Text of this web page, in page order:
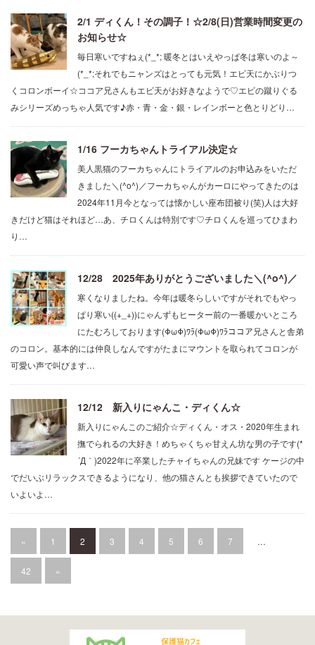
2/1 ディくん！その調子！☆2/8(日)営業時間変更の
お知らせ☆
毎日寒いですねぇ(*_*; 暖冬とはいえやっぱ冬は寒いのよ～
(*_*;それでもニャンズはとっても元気！エビ天にかぶりつ
くコロンボーイ☆ココア兄さんもエビ天がお好きなようで♡エビの蹴りぐる
みシリーズめっちゃ人気です♪赤・青・金・銀・レインボーと色とりどり…
1/16 フーカちゃんトライアル決定☆
美人黒猫のフーカちゃんにトライアルのお申込みをいただ
きました＼(^o^)／フーカちゃんがカーロにやってきたのは
2024年11月今となっては懐かしい座布団被り(笑)人は大好
きだけど猫はそれほど…あ、チロくんは特別です♡チロくんを巡ってひまわ
り…
12/28 2025年ありがとうございました＼(^o^)／
寒くなりましたね。今年は暖冬らしいですがそれでもやっ
ぱり寒い((+_+))にゃんずもヒーター前の一番暖かいところ
にたむろしております(ΦωΦ)ﾜﾗ(ΦωΦ)ﾜﾗココア兄さんと舎弟
のコロン。基本的には仲良しなんですがたまにマウントを取られてコロンが
可愛い声で叫びます…
12/12 新入りにゃんこ・ディくん☆
新入りにゃんこのご紹介☆ディくん・オス・2020年生まれ
撫でられるの大好き！めちゃくちゃ甘えん坊な男の子です(*
´Д｀)2022年に卒業したチャイちゃんの兄妹です ケージの中
でだいぶリラックスできるようになり、他の猫さんとも挨拶できていたので
いよいよ…
« 1 2 3 4 5 6 7 …
42 »